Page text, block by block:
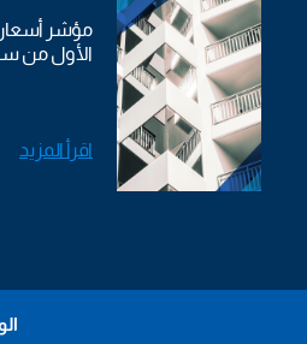
مؤشر أسعار
الأول من سنة
اقرأ المزيد